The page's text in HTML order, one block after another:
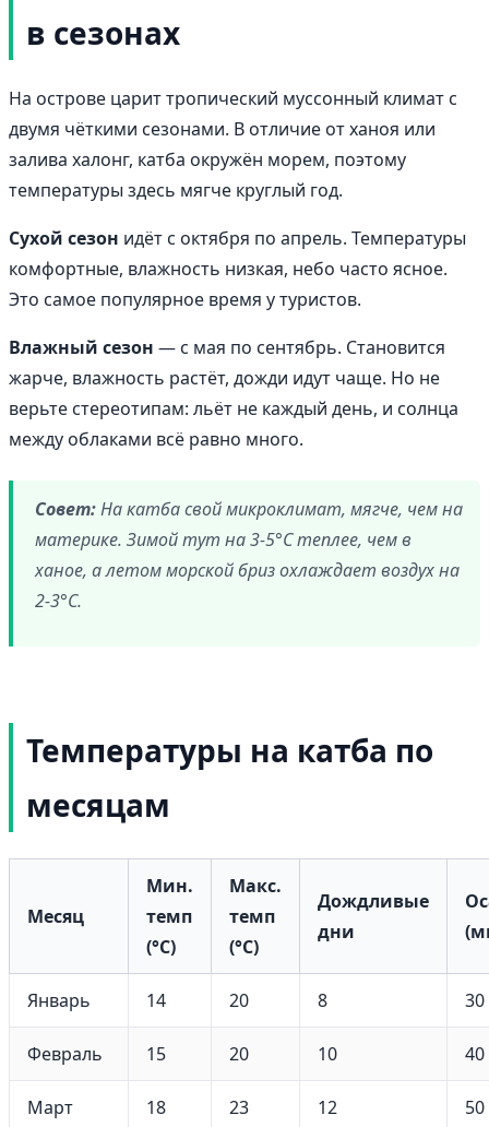
в сезонах
На острове царит тропический муссонный климат с
двумя чёткими сезонами. В отличие от ханоя или
залива халонг, катба окружён морем, поэтому
температуры здесь мягче круглый год.
Сухой сезон идёт с октября по апрель. Температуры
комфортные, влажность низкая, небо часто ясное.
Это самое популярное время у туристов.
Влажный сезон — с мая по сентябрь. Становится
жарче, влажность растёт, дожди идут чаще. Но не
верьте стереотипам: льёт не каждый день, и солнца
между облаками всё равно много.
Совет:На катба свой микроклимат, мягче, чем на
материке. Зимой тут на 3-5°C теплее, чем в
ханое, а летом морской бриз охлаждает воздух на
2-3°C.
Температуры на катба по
месяцам
Месяц
Мин.
темп
(°C)
Макс.
темп
(°C)
Дождливые
дни
Январь 14 20 8 30
Февраль 15 20 10 40
Март 18 23 12 50